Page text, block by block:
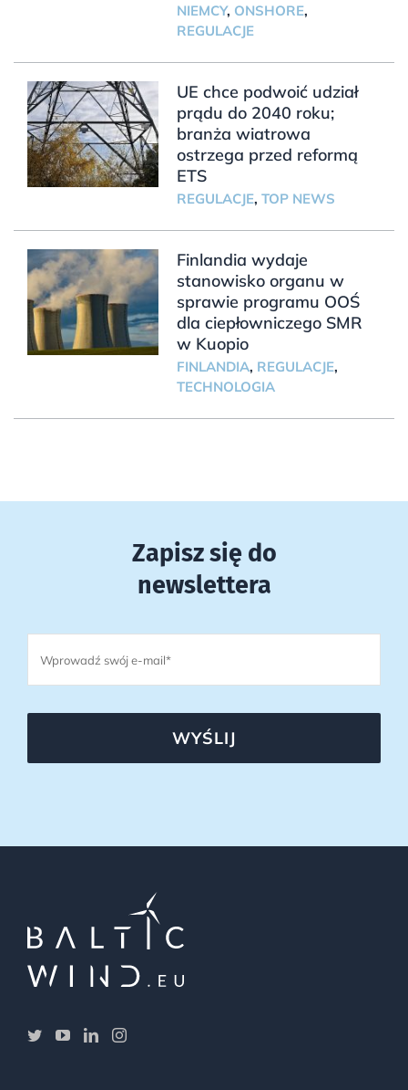
NIEMCY, ONSHORE,
REGULACJE
UE chce podwoić udział
prądu do 2040 roku;
branża wiatrowa
ostrzega przed reformą
ETS
REGULACJE, TOP NEWS
Finlandia wydaje
stanowisko organu w
sprawie programu OOŚ
dla ciepłowniczego SMR
w Kuopio
FINLANDIA, REGULACJE,
TECHNOLOGIA
Zapisz się do
newslettera
WYŚLIJ